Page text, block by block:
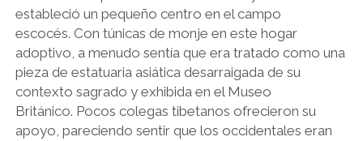
estableció un pequeño centro en el campo
escocés. Con túnicas de monje en este hogar
adoptivo, a menudo sentía que era tratado como una
pieza de estatuaria asiática desarraigada de su
contexto sagrado y exhibida en el Museo
Británico. Pocos colegas tibetanos ofrecieron su
apoyo, pareciendo sentir que los occidentales eran